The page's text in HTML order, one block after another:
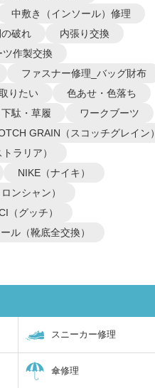
中敷き（インソール）修理
破れ
内張り交換
ツ作製交換
ファスナー修理_バッグ財布
りたい
色あせ・色落ち
下駄・草履
ワークブーツ
GRAIN（スコッチグレイン）
ラリア）
NIKE（ナイキ）
ンシャン）
（グッチ）
ル（靴底全交換）
スニーカー修理
傘修理